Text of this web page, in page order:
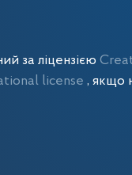
за ліцензією
license , якщо